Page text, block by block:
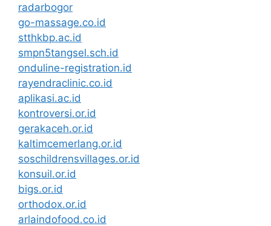
radarbogor
go-massage.co.id
stthkbp.ac.id
smpn5tangsel.sch.id
onduline-registration.id
rayendraclinic.co.id
aplikasi.ac.id
kontroversi.or.id
gerakaceh.or.id
kaltimcemerlang.or.id
soschildrensvillages.or.id
konsuil.or.id
bigs.or.id
orthodox.or.id
arlaindofood.co.id